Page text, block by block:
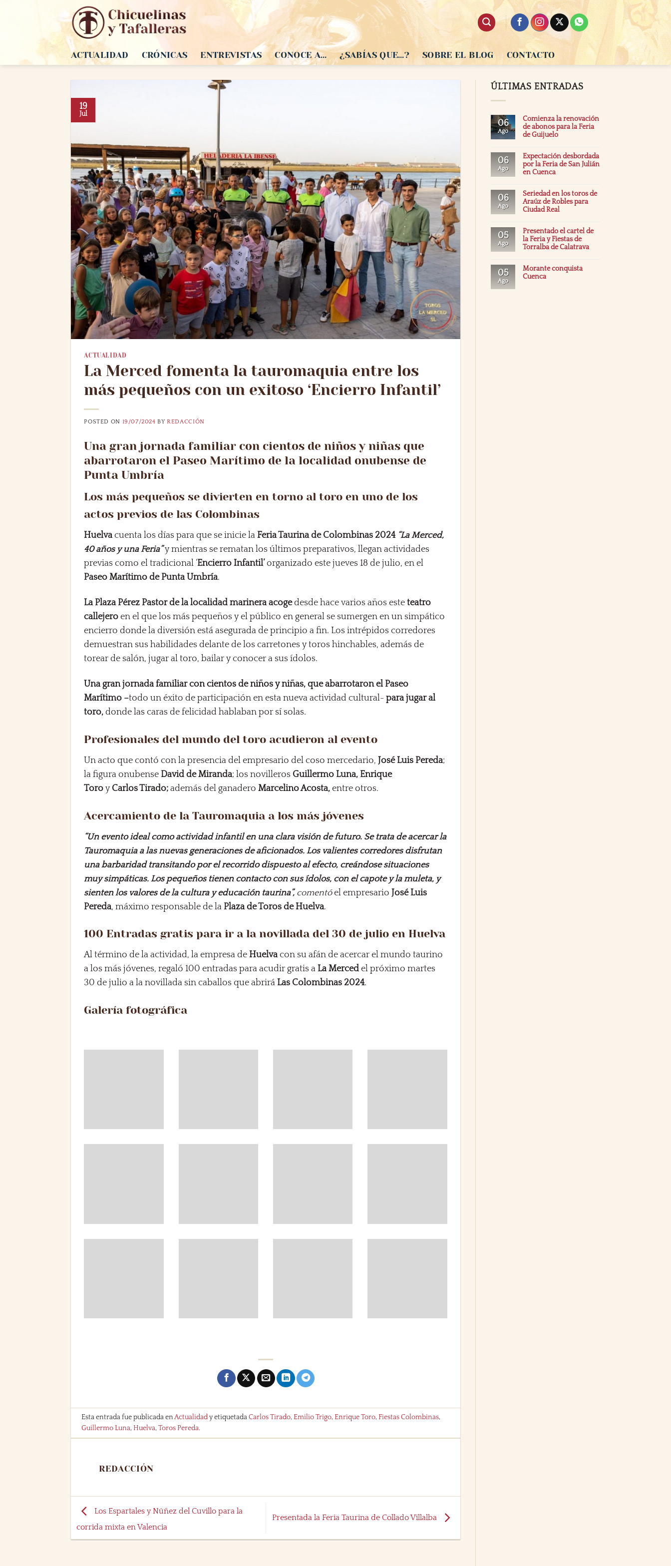
ACTUALIDAD
CRÓNICAS ENTREVISTAS CONOCE A… ¿SABÍAS QUE…? SOBRE EL BLOG CONTACTO
19
Jul
ACTUALIDAD
La Merced fomenta la tauromaquia entre los
más pequeños con un exitoso ‘Encierro Infantil’
POSTED ON 19/07/2024 BYREDACCIÓN
Una gran jornada familiar con cientos de niños y niñas que
abarrotaron el Paseo Marítimo de la localidad onubense de
Punta Umbría
Los más pequeños se divierten en torno al toro en uno de los
actos previos de las Colombinas
Huelvacuenta los días para que se inicie laFeria Taurina de Colombinas 2024 “La Merced,
40 años y una Feria”y mientras se rematan los últimos preparativos, llegan actividades
previas como el tradicional ‘Encierro Infantil’ organizado este jueves 18 de julio, en el
Paseo Marítimo de Punta Umbría.
La Plaza Pérez Pastor de la localidad marinera acogedesde hace varios años esteteatro
callejero en el que los más pequeños y el público en general se sumergen en un simpático
encierro donde la diversión está asegurada de principio a fin. Los intrépidos corredores
demuestran sus habilidades delante de los carretones y toros hinchables, además de
torear de salón, jugar al toro, bailar y conocer a sus ídolos.
Una gran jornada familiar con cientos de niños y niñas, que abarrotaron el Paseo
Marítimo –todo un éxito de participación en esta nueva actividad cultural-para jugar al
toro,donde las caras de felicidad hablaban por sí solas.
Profesionales del mundo del toro acudieron al evento
Un acto que contó con la presencia del empresario del coso mercedario,José Luis Pereda;
la figura onubenseDavid de Miranda; los novilleros Guillermo Luna, Enrique
Toro y Carlos Tirado;además del ganadero Marcelino Acosta,entre otros.
Acercamiento de la Tauromaquia a los más jóvenes
“Un evento ideal como actividad infantil en una clara visión de futuro. Se trata de acercar la
Tauromaquia a las nuevas generaciones de aficionados.Los valientes corredores disfrutan
una barbaridad transitando por el recorrido dispuesto al efecto, creándose situaciones
muy simpáticas. Los pequeños tienen contacto con sus ídolos, con el capote y la muleta, y
sienten los valores de la cultura y educación taurina”, comentóel empresarioJosé Luis
Pereda, máximo responsable de laPlaza de Toros de Huelva.
100 Entradas gratis para ir a la novillada del 30 de julio en Huelva
Al término de la actividad, la empresa deHuelvacon su afán de acercar el mundo taurino
a los más jóvenes, regaló 100 entradas para acudir gratis aLa Merced el próximo martes
30 de julio a la novillada sin caballos que abriráLas Colombinas 2024.
Galería fotográfica
Esta entrada fue publicada enActualidady etiquetadaCarlos Tirado,Emilio Trigo,Enrique Toro,Fiestas Colombinas,
Guillermo Luna,Huelva,Toros Pereda.
REDACCIÓN
Los Espartales y Núñez del Cuvillo para la
corrida mixta en Valencia
Presentada la Feria Taurina de Collado Villalba
ÚLTIMAS ENTRADAS
06
Ago
Comienza la renovación
de abonos para la Feria
de Guijuelo
06
Ago
Expectación desbordada
por la Feria de San Julián
en Cuenca
06
Ago
Seriedad en los toros de
Araúz de Robles para
Ciudad Real
05
Ago
Presentado el cartel de
la Feria y Fiestas de
Torralba de Calatrava
05
Ago
Morante conquista
Cuenca